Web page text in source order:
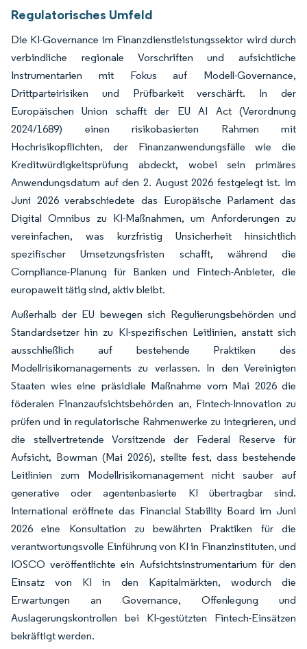
Regulatorisches Umfeld
Die KI-Governance im Finanzdienstleistungssektor wird durch
verbindliche regionale Vorschriften und aufsichtliche
Instrumentarien mit Fokus auf Modell-Governance,
Drittparteirisiken und Prüfbarkeit verschärft. In der
Europäischen Union schafft der EU AI Act (Verordnung
2024/1689) einen risikobasierten Rahmen mit
Hochrisikopflichten, der Finanzanwendungsfälle wie die
Kreditwürdigkeitsprüfung abdeckt, wobei sein primäres
Anwendungsdatum auf den 2. August 2026 festgelegt ist. Im
Juni 2026 verabschiedete das Europäische Parlament das
Digital Omnibus zu KI-Maßnahmen, um Anforderungen zu
vereinfachen, was kurzfristig Unsicherheit hinsichtlich
spezifischer Umsetzungsfristen schafft, während die
Compliance-Planung für Banken und Fintech-Anbieter, die
europaweit tätig sind, aktiv bleibt.
Außerhalb der EU bewegen sich Regulierungsbehörden und
Standardsetzer hin zu KI-spezifischen Leitlinien, anstatt sich
ausschließlich auf bestehende Praktiken des
Modellrisikomanagements zu verlassen. In den Vereinigten
Staaten wies eine präsidiale Maßnahme vom Mai 2026 die
föderalen Finanzaufsichtsbehörden an, Fintech-Innovation zu
prüfen und in regulatorische Rahmenwerke zu integrieren, und
die stellvertretende Vorsitzende der Federal Reserve für
Aufsicht, Bowman (Mai 2026), stellte fest, dass bestehende
Leitlinien zum Modellrisikomanagement nicht sauber auf
generative oder agentenbasierte KI übertragbar sind.
International eröffnete das Financial Stability Board im Juni
2026 eine Konsultation zu bewährten Praktiken für die
verantwortungsvolle Einführung von KI in Finanzinstituten, und
IOSCO veröffentlichte ein Aufsichtsinstrumentarium für den
Einsatz von KI in den Kapitalmärkten, wodurch die
Erwartungen an Governance, Offenlegung und
Auslagerungskontrollen bei KI-gestützten Fintech-Einsätzen
bekräftigt werden.